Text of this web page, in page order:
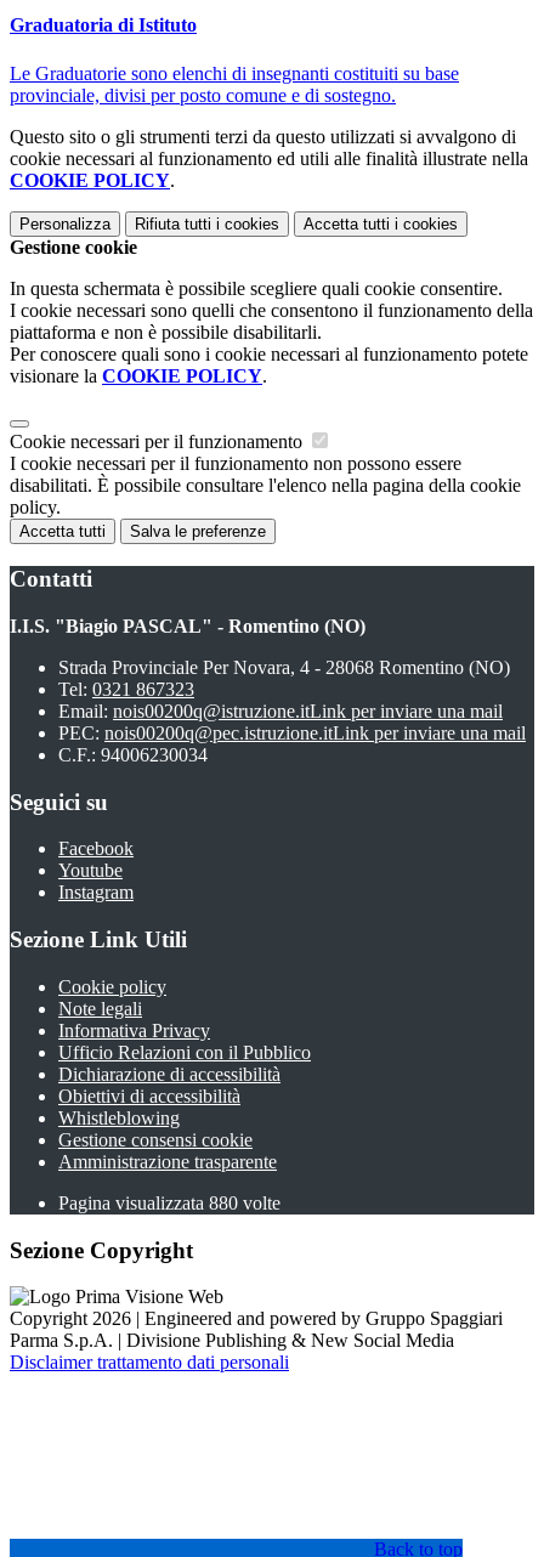
Graduatoria di Istituto
Le Graduatorie sono elenchi di insegnanti costituiti su base
provinciale, divisi per posto comune e di sostegno.
Questo sito o gli strumenti terzi da questo utilizzati si avvalgono di
cookie necessari al funzionamento ed utili alle finalità illustrate nella
COOKIE POLICY.
Personalizza Rifiuta tutti i cookies Accetta tutti i cookies
Gestione cookie
In questa schermata è possibile scegliere quali cookie consentire.
I cookie necessari sono quelli che consentono il funzionamento della
piattaforma e non è possibile disabilitarli.
Per conoscere quali sono i cookie necessari al funzionamento potete
visionare la COOKIE POLICY.
Cookie necessari per il funzionamento
I cookie necessari per il funzionamento non possono essere
disabilitati. È possibile consultare l'elenco nella pagina della cookie
policy.
Accetta tutti Salva le preferenze
Contatti
I.I.S. "Biagio PASCAL" - Romentino (NO)
Strada Provinciale Per Novara, 4 - 28068 Romentino (NO)
Tel: 0321 867323
Email: nois00200q@istruzione.itLink per inviare una mail
PEC: nois00200q@pec.istruzione.itLink per inviare una mail
C.F.: 94006230034
Seguici su
Facebook
Youtube
Instagram
Sezione Link Utili
Cookie policy
Note legali
Informativa Privacy
Ufficio Relazioni con il Pubblico
Dichiarazione di accessibilità
Obiettivi di accessibilità
Whistleblowing
Gestione consensi cookie
Amministrazione trasparente
Pagina visualizzata 880 volte
Sezione Copyright
Copyright 2026 | Engineered and powered by Gruppo Spaggiari
Parma S.p.A. | Divisione Publishing & New Social Media
Disclaimer trattamento dati personali
Back to top